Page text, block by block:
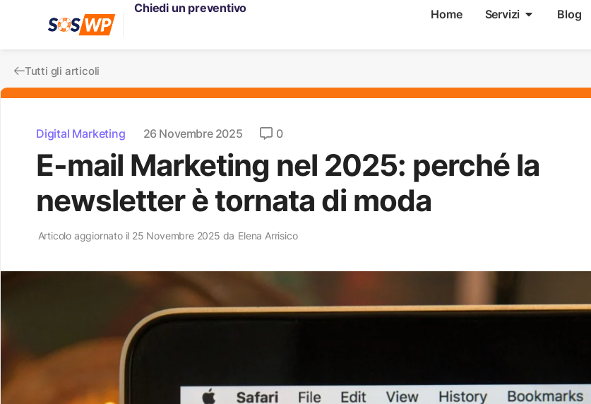
Home Servizi Blog
Chiedi un preventivo
Tutti gli articoli
Digital Marketing 26 Novembre 2025 0
E-mail Marketing nel 2025: perché la
newsletter è tornata di moda
Articolo aggiornato il 25 Novembre 2025 da Elena Arrisico